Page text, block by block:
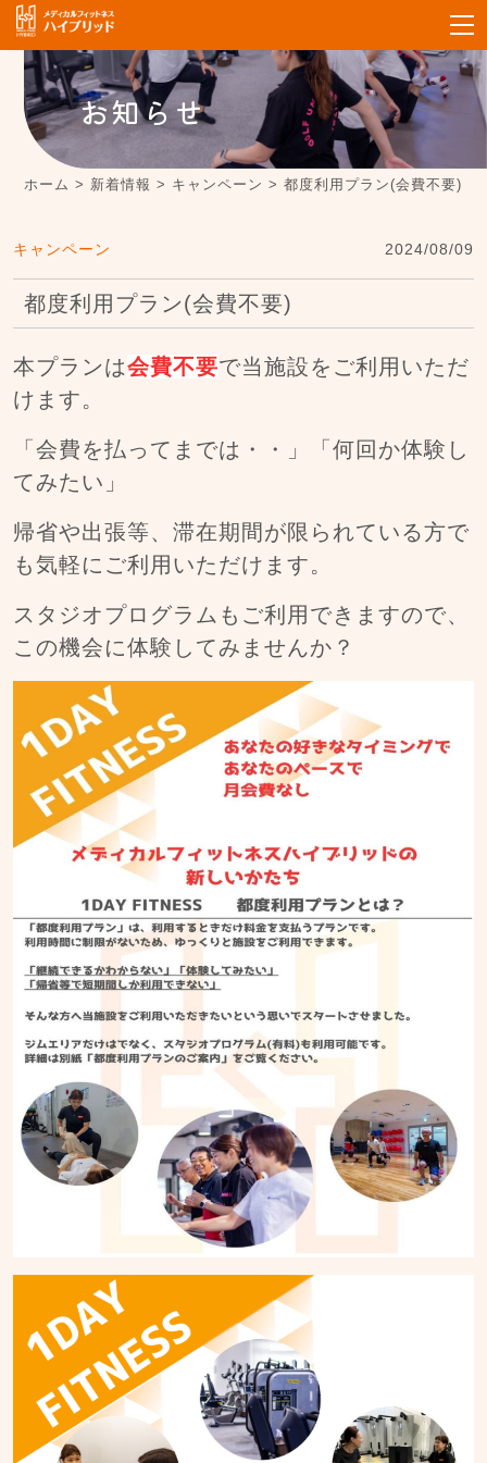
お知らせ
ホーム > 新着情報 > キャンペーン >都度利用プラン(会費不要)
キャンペーン 2024/08/09
都度利用プラン(会費不要)
本プランは会費不要で当施設をご利用いただ
けます。
「会費を払ってまでは・・」「何回か体験し
てみたい」
帰省や出張等、滞在期間が限られている方で
も気軽にご利用いただけます。
スタジオプログラムもご利用できますので、
この機会に体験してみませんか？